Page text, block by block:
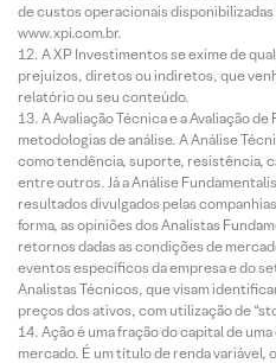
de custos operacionais
www.xpi.com.br.
A XP Investimentos se exime de
prejuízos, diretos ou indiretos, que
relatório ou seu conteúdo.
A Avaliação Técnica e a Avaliação
metodologias de análise. A Análise
como tendência, suporte, resistência,
entre outros. Já a Análise
resultados divulgados pelas
forma, as opiniões dos Analistas
retornos dadas as condições de
eventos específicos da empresa e do
Analistas Técnicos, que visam
preços dos ativos, com utilização de
Ação é uma fração do capital de
mercado. É um título de renda variável,